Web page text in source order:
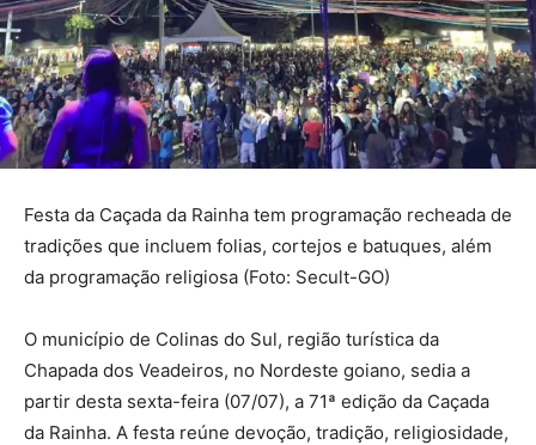
Festa da Caçada da Rainha tem programação recheada de
tradições que incluem folias, cortejos e batuques, além
da programação religiosa (Foto: Secult-GO)
O município de Colinas do Sul, região turística da
Chapada dos Veadeiros, no Nordeste goiano, sedia a
partir desta sexta-feira (07/07), a 71ª edição da Caçada
da Rainha. A festa reúne devoção, tradição, religiosidade,